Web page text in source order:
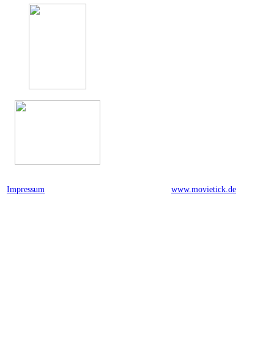
Impressum www.movietick.de